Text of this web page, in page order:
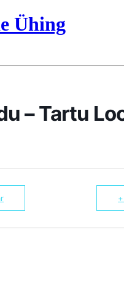
Ühing
– Tartu